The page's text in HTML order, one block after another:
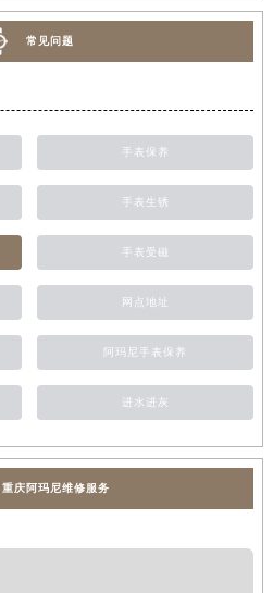
常见问题
手表保养
手表生锈
手表受磁
网点地址
阿玛尼手表保养
进水进灰
重庆阿玛尼维修服务